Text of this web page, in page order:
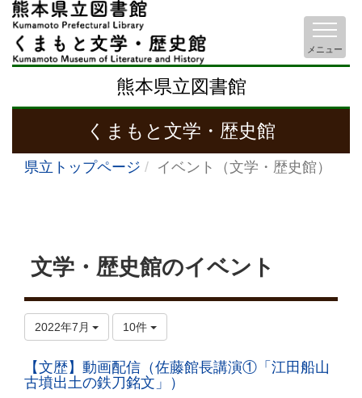
熊本県立図書館
くまもと文学・歴史館
メニュー
県立トップページ イベント（文学・歴史館）
文学・歴史館のイベント
2022年7月 10件
【文歴】動画配信（佐藤館長講演①「江田船山
古墳出土の鉄刀銘文」）